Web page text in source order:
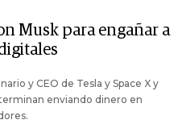
Musk para engañar a
y CEO de Tesla y Space X y
enviando dinero en